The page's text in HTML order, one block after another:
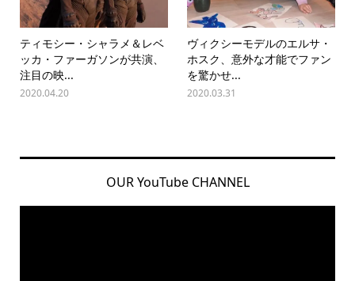
ティモシー・シャラメ＆レベ
ッカ・ファーガソンが共演、
注目の映...
2020.04.20
ヴィクシーモデルのエルサ・
ホスク、意外な才能でファン
を驚かせ...
2020.03.31
OUR YouTube CHANNEL